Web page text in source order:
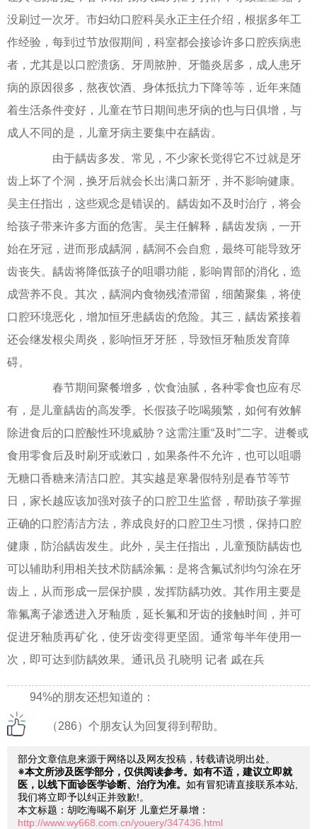
没刷过一次牙。市妇幼口腔科吴永正主任介绍，根据多年工
作经验，每到过节放假期间，科室都会接诊许多口腔疾病患
者，尤其是以口腔溃疡、牙周脓肿、牙髓炎居多，成人患牙
病的原因很多，熬夜饮酒、身体抵抗力下降等等，近年来随
着生活条件变好，儿童在节日期间患牙病的也与日俱增，与
成人不同的是，儿童牙病主要集中在龋齿。
由于龋齿多发、常见，不少家长觉得它不过就是牙
齿上坏了个洞，换牙后就会长出满口新牙，并不影响健康。
吴主任指出，这些观念是错误的。龋齿如不及时治疗，将会
给孩子带来许多方面的危害。吴主任解释，龋齿发病，一开
始在牙冠，进而形成龋洞，龋洞不会自愈，最终可能导致牙
齿丧失。龋齿将降低孩子的咀嚼功能，影响胃部的消化，造
成营养不良。其次，龋洞内食物残渣滞留，细菌聚集，将使
口腔环境恶化，增加恒牙患龋齿的危险。其三，龋齿紧接着
还会继发根尖周炎，影响恒牙牙胚，导致恒牙釉质发育障
碍。
春节期间聚餐增多，饮食油腻，各种零食也应有尽
有，是儿童龋齿的高发季。长假孩子吃喝频繁，如何有效解
除进食后的口腔酸性环境威胁？这需注重“及时”二字。进餐或
食用零食后及时刷牙或漱口，如果条件不允许，也可以咀嚼
无糖口香糖来清洁口腔。其实越是寒暑假特别是春节等节
日，家长越应该加强对孩子的口腔卫生监督，帮助孩子掌握
正确的口腔清洁方法，养成良好的口腔卫生习惯，保持口腔
健康，防治龋齿发生。此外，吴主任指出，儿童预防龋齿也
可以辅助利用相关技术防龋涂氟：是将含氟试剂均匀涂在牙
齿上，从而形成一层保护膜，发挥防龋功效。其作用主要是
靠氟离子渗透进入牙釉质，延长氟和牙齿的接触时间，并可
促进牙釉质再矿化，使牙齿变得更坚固。通常每半年使用一
次，即可达到防龋效果。通讯员 孔晓明 记者 戚在兵
94%的朋友还想知道的：
（286）个朋友认为回复得到帮助。
部分文章信息来源于网络以及网友投稿，转载请说明出处。
※本文所涉及医学部分，仅供阅读参考。如有不适，建议立即就
医，以线下面诊医学诊断、治疗为准。 如有冒犯请直接联系本站,
我们将立即予以纠正并致歉!。
本文标题：胡吃海喝不刷牙 儿童烂牙暴增：
http://www.wy668.com.cn/youery/347436.html